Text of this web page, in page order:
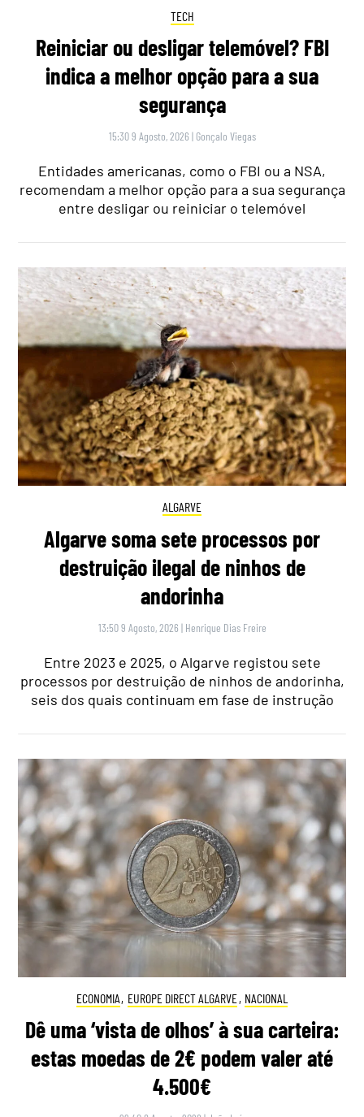
TECH
Reiniciar ou desligar telemóvel? FBI
indica a melhor opção para a sua
segurança
15:30 9 Agosto, 2026 | Gonçalo Viegas
Entidades americanas, como o FBI ou a NSA,
recomendam a melhor opção para a sua segurança
entre desligar ou reiniciar o telemóvel
ALGARVE
Algarve soma sete processos por
destruição ilegal de ninhos de
andorinha
13:50 9 Agosto, 2026 | Henrique Dias Freire
Entre 2023 e 2025, o Algarve registou sete
processos por destruição de ninhos de andorinha,
seis dos quais continuam em fase de instrução
ECONOMIA, EUROPE DIRECT ALGARVE, NACIONAL
Dê uma ‘vista de olhos’ à sua carteira:
estas moedas de 2€ podem valer até
4.500€